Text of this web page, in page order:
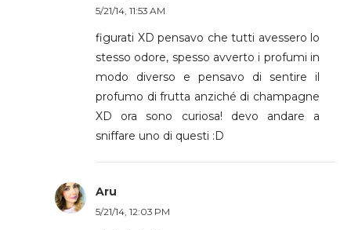
5/21/14, 11:53 AM
figurati XD pensavo che tutti avessero lo
stesso odore, spesso avverto i profumi in
modo diverso e pensavo di sentire il
profumo di frutta anziché di champagne
XD ora sono curiosa! devo andare a
sniffare uno di questi :D
Aru
5/21/14, 12:03 PM